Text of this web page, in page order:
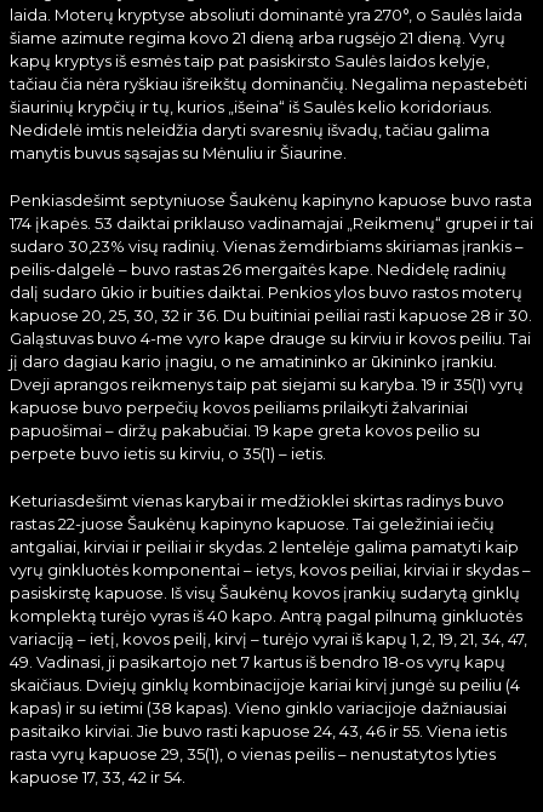
laida. Moterų kryptyse absoliuti dominantė yra 270°, o Saulės laida
šiame azimute regima kovo 21 dieną arba rugsėjo 21 dieną. Vyrų
kapų kryptys iš esmės taip pat pasiskirsto Saulės laidos kelyje,
tačiau čia nėra ryškiau išreikštų dominančių. Negalima nepastebėti
šiaurinių krypčių ir tų, kurios „išeina“ iš Saulės kelio koridoriaus.
Nedidelė imtis neleidžia daryti svaresnių išvadų, tačiau galima
manytis buvus sąsajas su Mėnuliu ir Šiaurine.
Penkiasdešimt septyniuose Šaukėnų kapinyno kapuose buvo rasta
174 įkapės. 53 daiktai priklauso vadinamajai „Reikmenų“ grupei ir tai
sudaro 30,23% visų radinių. Vienas žemdirbiams skiriamas įrankis –
peilis-dalgelė – buvo rastas 26 mergaitės kape. Nedidelę radinių
dalį sudaro ūkio ir buities daiktai. Penkios ylos buvo rastos moterų
kapuose 20, 25, 30, 32 ir 36. Du buitiniai peiliai rasti kapuose 28 ir 30.
Galąstuvas buvo 4-me vyro kape drauge su kirviu ir kovos peiliu. Tai
jį daro dagiau kario įnagiu, o ne amatininko ar ūkininko įrankiu.
Dveji aprangos reikmenys taip pat siejami su karyba. 19 ir 35(1) vyrų
kapuose buvo perpečių kovos peiliams prilaikyti žalvariniai
papuošimai – diržų pakabučiai. 19 kape greta kovos peilio su
perpete buvo ietis su kirviu, o 35(1) – ietis.
Keturiasdešimt vienas karybai ir medžioklei skirtas radinys buvo
rastas 22-juose Šaukėnų kapinyno kapuose. Tai geležiniai iečių
antgaliai, kirviai ir peiliai ir skydas. 2 lentelėje galima pamatyti kaip
vyrų ginkluotės komponentai – ietys, kovos peiliai, kirviai ir skydas –
pasiskirstę kapuose. Iš visų Šaukėnų kovos įrankių sudarytą ginklų
komplektą turėjo vyras iš 40 kapo. Antrą pagal pilnumą ginkluotės
variaciją – ietį, kovos peilį, kirvį – turėjo vyrai iš kapų 1, 2, 19, 21, 34, 47,
49. Vadinasi, ji pasikartojo net 7 kartus iš bendro 18-os vyrų kapų
skaičiaus. Dviejų ginklų kombinacijoje kariai kirvį jungė su peiliu (4
kapas) ir su ietimi (38 kapas). Vieno ginklo variacijoje dažniausiai
pasitaiko kirviai. Jie buvo rasti kapuose 24, 43, 46 ir 55. Viena ietis
rasta vyrų kapuose 29, 35(1), o vienas peilis – nenustatytos lyties
kapuose 17, 33, 42 ir 54.